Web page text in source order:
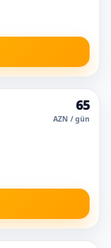
65
AZN / gün